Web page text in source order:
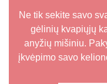
Ne tik sekite savo
gėlinių kvapiųjų
anyžių mišiniu.
įkvėpimo savo